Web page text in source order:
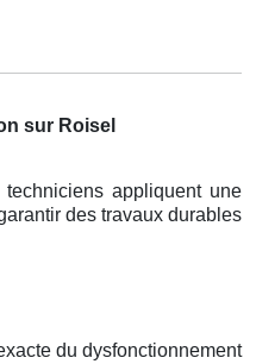
sur Roisel
appliquent une
des travaux durables
du dysfonctionnement